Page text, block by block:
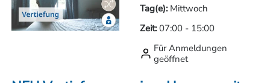
Tag(e): Mittwoch
Zeit:07:00- 15:00
Für Anmeldungen
geöffnet